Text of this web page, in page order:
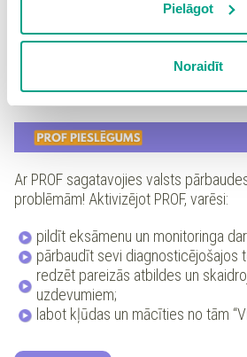
izmantošanai nav nepieciešams
Spiežot uz pogas “Apstiprināt
sīkdatņu politikuun ir
piekrišanu sadaļā “Sīkdatņu
Pielāgot
Noraidīt
Citi priekšmeti atrodami sadaļā
treniņuzdevumu klāsts vēl tiks
informēsim atsevišķi.
Ar PROF sagatavojies valsts
problēmām! Aktivizējot PROF, varēsi:
pildīt eksāmenu un monitoringa
pārbaudīt sevi diagnosticējošajos
redzēt pareizās atbildes un
uzdevumiem;
labot kļūdas un mācīties no tām